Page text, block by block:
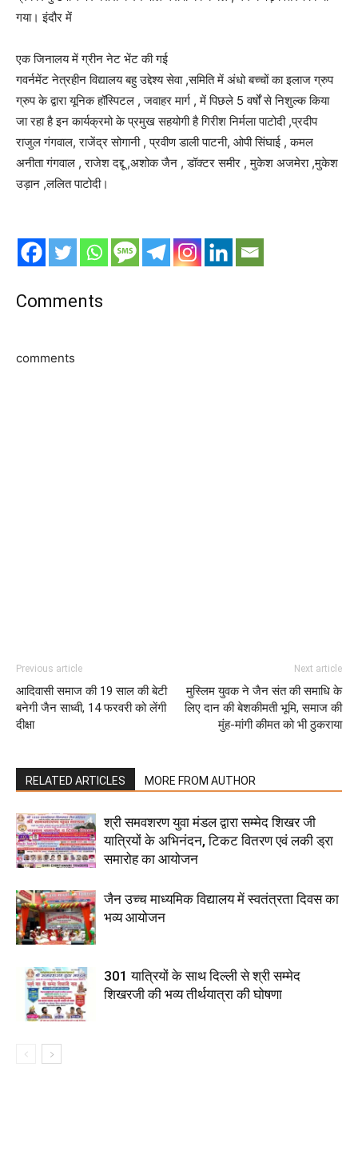
गया। इंदौर में
एक जिनालय में ग्रीन नेट भेंट की गई
गवर्नमेंट नेत्रहीन विद्यालय बहु उद्देश्य सेवा ,समिति में अंधो बच्चों का इलाज ग्रुप
ग्रुप के द्वारा यूनिक हॉस्पिटल , जवाहर मार्ग , में पिछले 5 वर्षों से निशुल्क किया
जा रहा है इन कार्यक्रमो के प्रमुख सहयोगी है गिरीश निर्मला पाटोदी ,प्रदीप
राजुल गंगवाल, राजेंद्र सोगानी , प्रवीण डाली पाटनी, ओपी सिंघाई , कमल
अनीता गंगवाल , राजेश दद्दू ,अशोक जैन , डॉक्टर समीर , मुकेश अजमेरा ,मुकेश
उड़ान ,ललित पाटोदी।
Comments
comments
Previous article
आदिवासी समाज की 19 साल की बेटी
बनेगी जैन साध्वी, 14 फरवरी को लेंगी
दीक्षा
Next article
मुस्लिम युवक ने जैन संत की समाधि के
लिए दान की बेशकीमती भूमि, समाज की
मुंह-मांगी कीमत को भी ठुकराया
RELATED ARTICLES MORE FROM AUTHOR
श्री समवशरण युवा मंडल द्वारा सम्मेद शिखर जी
यात्रियों के अभिनंदन, टिकट वितरण एवं लकी ड्रा
समारोह का आयोजन
जैन उच्च माध्यमिक विद्यालय में स्वतंत्रता दिवस का
भव्य आयोजन
301 यात्रियों के साथ दिल्ली से श्री सम्मेद
शिखरजी की भव्य तीर्थयात्रा की घोषणा